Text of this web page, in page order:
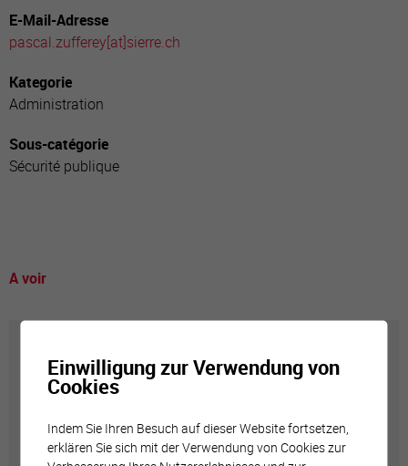
E-Mail-Adresse
pascal.zufferey[at]sierre.ch
Kategorie
Administration
Sous-catégorie
Sécurité publique
A voir
Annuaire communal
Einwilligung zur Verwendung von
Cookies
Indem Sie Ihren Besuch auf dieser Website fortsetzen,
erklären Sie sich mit der Verwendung von Cookies zur